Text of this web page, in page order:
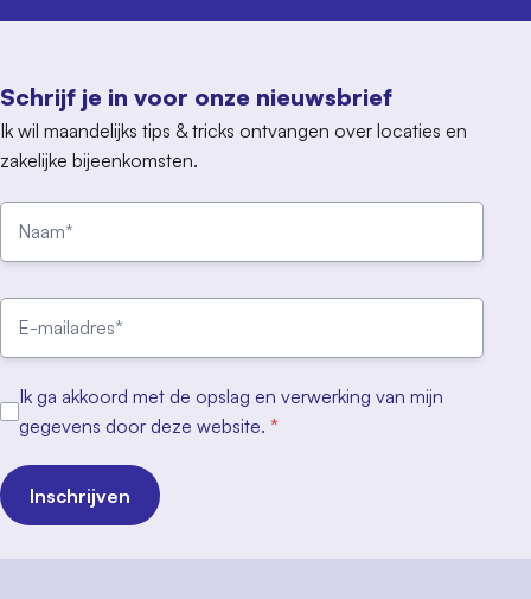
Schrijf je in voor onze nieuwsbrief
Ik wil maandelijks tips & tricks ontvangen over locaties en
zakelijke bijeenkomsten.
Ik ga akkoord met de opslag en verwerking van mijn
gegevens door deze website. *
Inschrijven